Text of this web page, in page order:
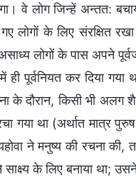
वे लोग जिन्हें अन्तत:
लोगों के लिए संरक्षित
लोगों के पास अपने
ही पूर्वनियत कर दिया
के दौरान, किसी भी अलग
गया था (अर्थात
ने मनुष्य की रचना
के लिए बनाया था;